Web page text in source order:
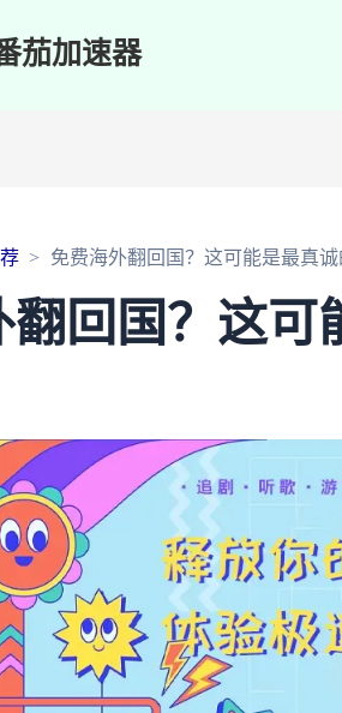
茄加速器
免费海外翻回国？这可能是最真
翻回国？这可